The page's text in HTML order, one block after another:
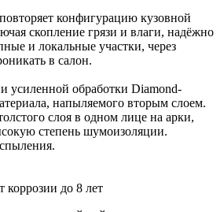
конфигурацию кузовной
скопление грязи и влаги, надёжно
и локальные участки, через
в салон.
усиленной обработки Diamond-
напыляемого вторым слоем.
слоя в одном лице на арки,
степень шумоизоляции.
коррозии до 8 лет